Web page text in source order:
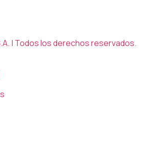
| Todos los derechos reservados.